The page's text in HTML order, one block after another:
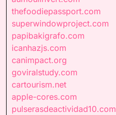
thefoodiepassport.com
superwindowproject.com
papibakigrafo.com
icanhazjs.com
canimpact.org
goviralstudy.com
cartourism.net
apple-cores.com
pulserasdeactividad10.com